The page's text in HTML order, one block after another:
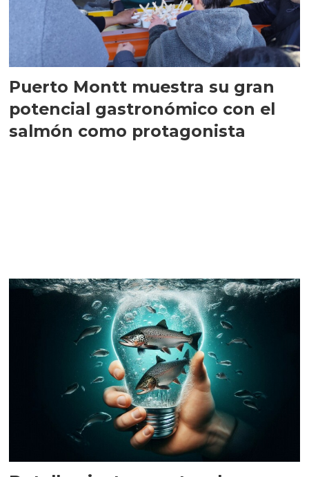
Puerto Montt muestra su gran
potencial gastronómico con el
salmón como protagonista